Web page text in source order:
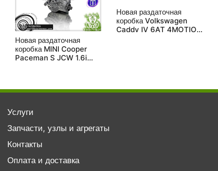
Новая раздаточная
коробка MINI Cooper
Paceman S JCW 1,6i
Новая раздаточная
коробка Volkswagen
Caddy IV 6AT 4MOTION
Услуги
Запчасти, узлы и агрегаты
Контакты
Оплата и доставка